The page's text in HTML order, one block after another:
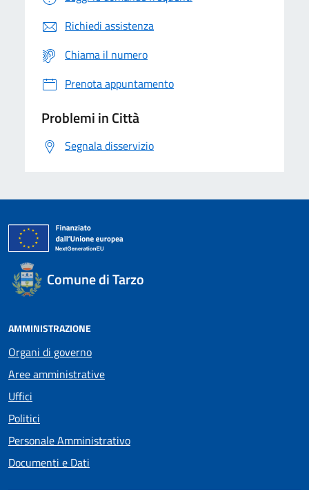
Richiedi assistenza
Chiama il numero
Prenota appuntamento
Problemi in Città
Segnala disservizio
Comune di Tarzo
AMMINISTRAZIONE
Organi di governo
Aree amministrative
Uffici
Politici
Personale Amministrativo
Documenti e Dati